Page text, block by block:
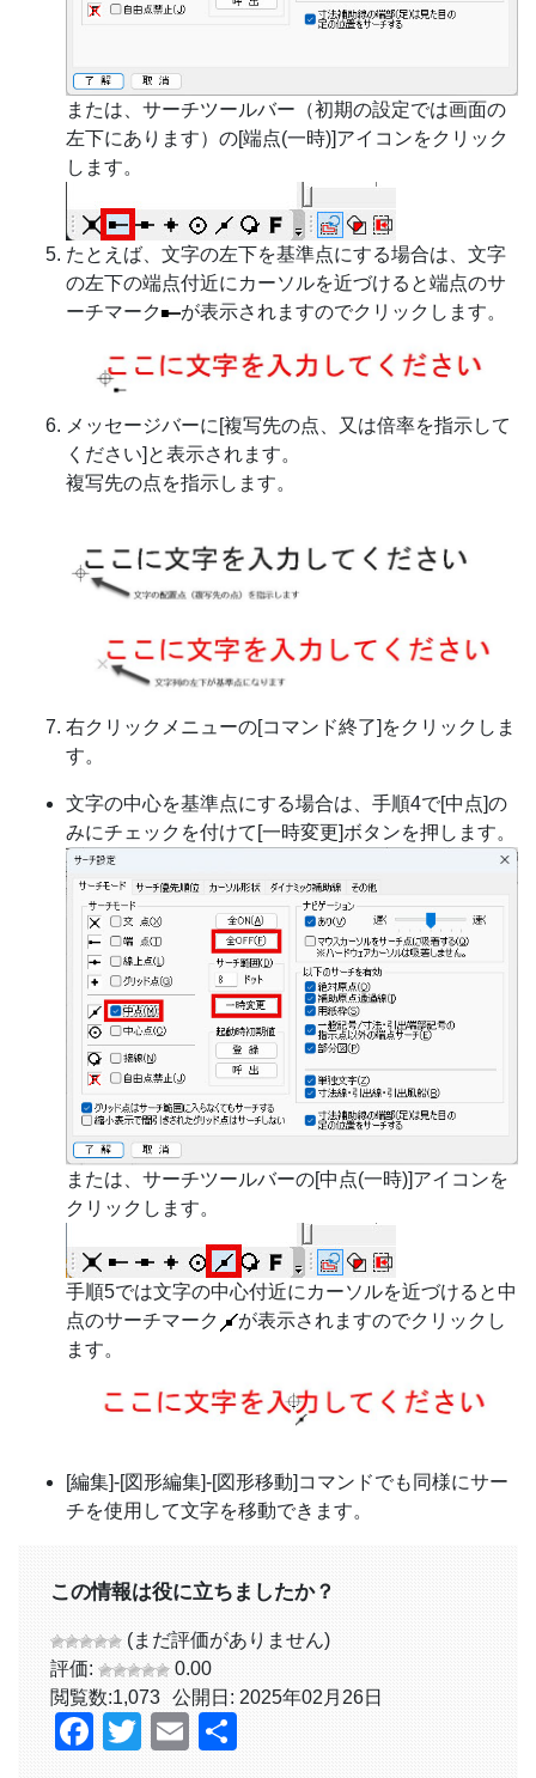
または、サーチツールバー（初期の設定では画面の
左下にあります）の[端点(一時)]アイコンをクリック
します。
たとえば、文字の左下を基準点にする場合は、文字
の左下の端点付近にカーソルを近づけると端点のサ
ーチマーク
が表示されますのでクリックします。
メッセージバーに[複写先の点、又は倍率を指示して
ください]と表示されます。
複写先の点を指示します。
右クリックメニューの[コマンド終了]をクリックしま
す。
文字の中心を基準点にする場合は、手順4で[中点]の
みにチェックを付けて[一時変更]ボタンを押します。
または、サーチツールバーの[中点(一時)]アイコンを
クリックします。
手順5では文字の中心付近にカーソルを近づけると中
点のサーチマーク
が表示されますのでクリックし
ます。
[編集]-[図形編集]-[図形移動]コマンドでも同様にサー
チを使用して文字を移動できます。
この情報は役に立ちましたか？
(まだ評価がありません)
評価:
0.00
閲覧数:1,073 公開日: 2025年02月26日
Facebook
TwitterEmail